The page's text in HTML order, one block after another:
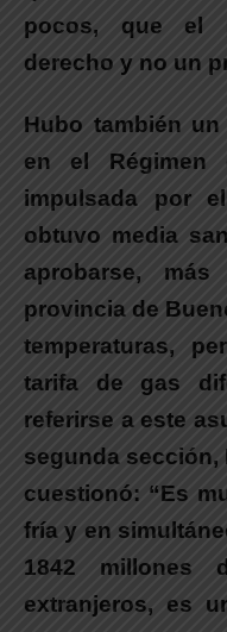
pocos, que el
derecho y no un
Hubo también
en el Régimen
impulsada por
obtuvo media
aprobarse,
provincia de
temperaturas,
tarifa de gas
referirse a este
segunda sección,
cuestionó: “Es
fría y en
1842 millones
extranjeros, es